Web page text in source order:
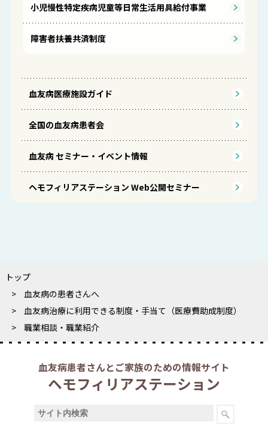
小児慢性特定疾病児童等日常生活用具給付事業
障害者扶養共済制度
血友病医療施設ガイド
全国の血友病患者会
血友病 セミナー・イベント情報
ヘモフィリアステーション Web公開セミナー
トップ
血友病の患者さんへ
血友病治療に利用できる制度・手当て（医療費助成制度）
職業相談・職業紹介
血友病患者さんとご家族のための情報サイト
ヘモフィリアステーション